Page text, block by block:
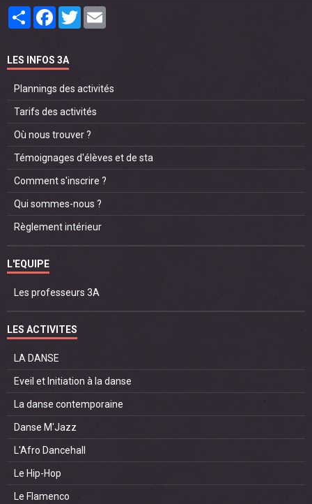
PartagerFacebook
Twitter
LES INFOS 3A
Plannings des activités
Tarifs des activités
Où nous trouver ?
Témoignages d'élèves et de sta
Comment s'inscrire ?
Qui sommes-nous ?
Règlement intérieur
L'EQUIPE
Les professeurs 3A
LES ACTIVITES
LA DANSE
Eveil et Initiation à la danse
La danse contemporaine
Danse M'Jazz
L'Afro Dancehall
Le Hip-Hop
Le Flamenco